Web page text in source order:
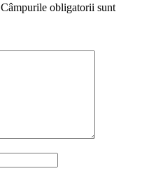
Câmpurile obligatorii sunt